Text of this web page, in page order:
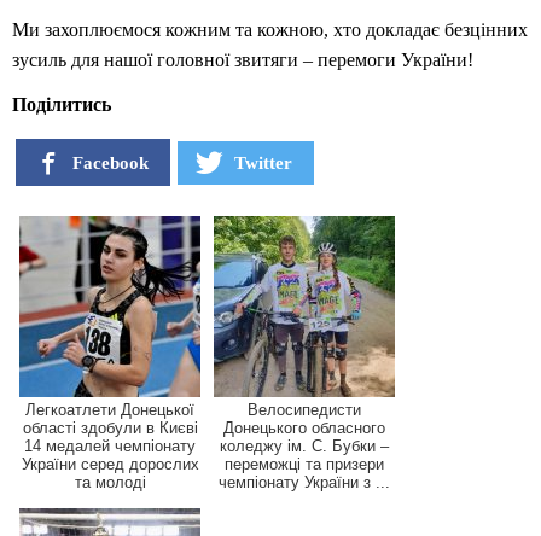
Ми захоплюємося кожним та кожною, хто докладає безцінних
зусиль для нашої головної звитяги – перемоги України!
Поділитись
Facebook Twitter
Легкоатлети Донецької
області здобули в Києві
14 медалей чемпіонату
України серед дорослих
та молоді
Велосипедисти
Донецького обласного
коледжу ім. С. Бубки –
переможці та призери
чемпіонату України з ...